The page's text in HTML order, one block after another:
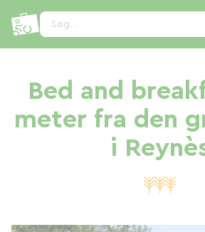
Søg...
Bed and
meter fra den
i
CCookie-styringspanel